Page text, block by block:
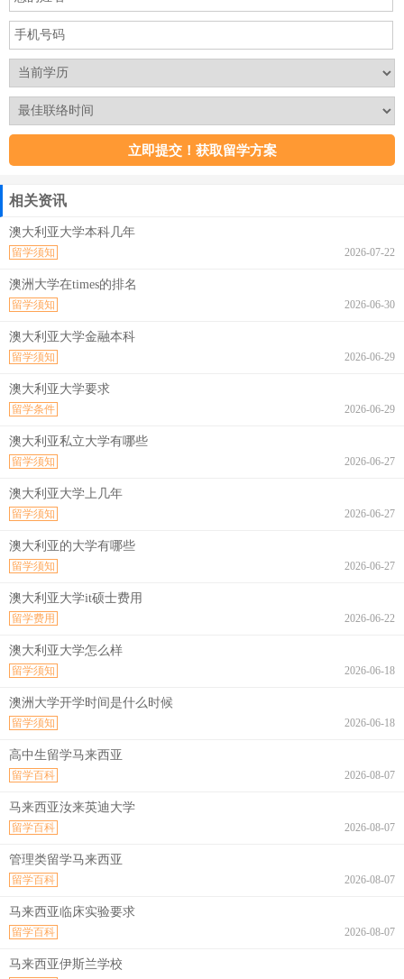
相关资讯
澳大利亚大学本科几年
2026-07-22
留学须知
澳洲大学在times的排名
2026-06-30
留学须知
澳大利亚大学金融本科
2026-06-29
留学须知
澳大利亚大学要求
2026-06-29
留学条件
澳大利亚私立大学有哪些
2026-06-27
留学须知
澳大利亚大学上几年
2026-06-27
留学须知
澳大利亚的大学有哪些
2026-06-27
留学须知
澳大利亚大学it硕士费用
2026-06-22
留学费用
澳大利亚大学怎么样
2026-06-18
留学须知
澳洲大学开学时间是什么时候
2026-06-18
留学须知
高中生留学马来西亚
2026-08-07
留学百科
马来西亚汝来英迪大学
2026-08-07
留学百科
管理类留学马来西亚
2026-08-07
留学百科
马来西亚临床实验要求
2026-08-07
留学百科
马来西亚伊斯兰学校